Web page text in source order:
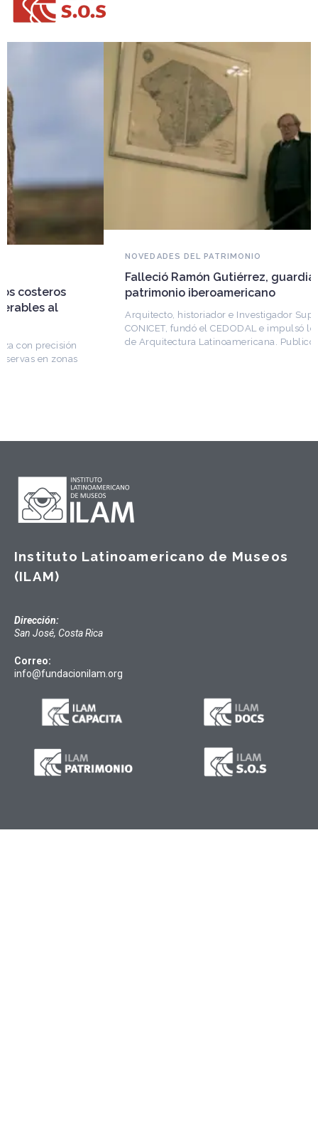
NOVEDADES DEL PATRIMONIO
Falleció Ramón Gutiérrez, guardián del
patrimonio iberoamericano
Arquitecto, historiador e Investigador Superior del
CONICET, fundó el CEDODAL e impulsó los Seminarios
de Arquitectura Latinoamericana. Publicó más de
Instituto Latinoamericano de Museos
(ILAM)
Dirección:
San José, Costa Rica
Correo:
info@fundacionilam.org